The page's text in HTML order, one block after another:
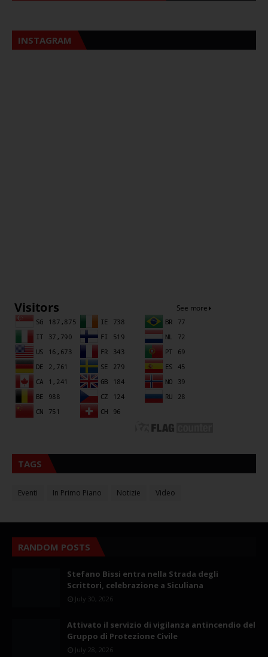
INSTAGRAM
TAGS
Eventi In Primo Piano Notizie Video
RANDOM POSTS
Stefano Bissi entra nella Strada degli
Scrittori, celebrazione a Siculiana
July 30, 2026
Attivato il servizio di vigilanza antincendio del
Gruppo di Protezione Civile
July 28, 2026